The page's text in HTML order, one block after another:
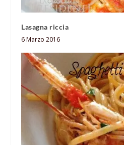
Lasagna riccia
6 Marzo 2016